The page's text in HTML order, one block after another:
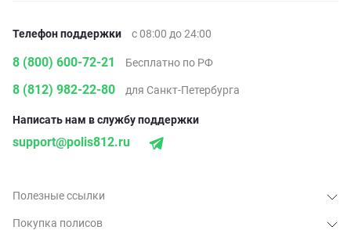
Полезные ссылки
Покупка полисов
Телефон поддержки с 08:00 до 24:00
8 (800) 600-72-21 Бесплатно по РФ
8 (812) 982-22-80 для Санкт-Петербурга
Написать нам в службу поддержки
support@polis812.ru